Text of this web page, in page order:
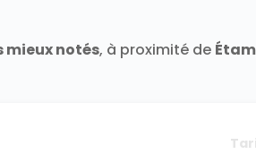
mieux notés, à proximité de